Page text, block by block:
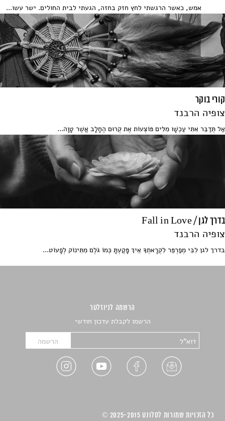
אמש, כאשר הרגשתי לחץ חזק בחזה, הגעתי לבית החולים. ישר עשו...
קורי בוקר
צופיה הרבנד
אַל תְּדַבֵּר אִתִּי עַכְשָׁו מִלִּים פּוֹצְעוֹת אֶת קְרוּם הֶחָלָב אֲשֶׁר טָוָה...
בדרך לגן / Fall in Love
צופיה הרבנד
בדרך לגן לִבִּי מְפַרְפֵּר לִקְרָאתְךָ אֵיךְ פָּקַעְתָּ כְּמוֹ גֹּלֶם מִתִּינוֹק לְפָעוֹט...
הרשמה לניוזלטר
הרשמו לקבלת עדכון חודשי
כל הזכויות שמורות לסלונט 2025-2015 ©